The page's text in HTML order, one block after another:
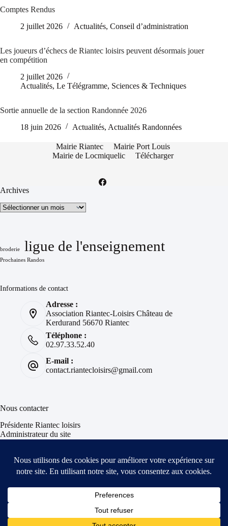
Comptes Rendus
2 juillet 2026
Actualités, Conseil d’administration
Les joueurs d’échecs de Riantec loisirs peuvent désormais jouer
en compétition
2 juillet 2026
Actualités, Le Télégramme, Sciences & Techniques
Sortie annuelle de la section Randonnée 2026
18 juin 2026
Actualités, Actualités Randonnées
Mairie Riantec
Mairie Port Louis
Mairie de Locmiquelic
Télécharger
Archives
Archives
broderie ligue de l'enseignement
Prochaines Randos
Informations de contact
Adresse :
Association Riantec-Loisirs Château de
Kerdurand 56670 Riantec
Téléphone :
02.97.33.52.40
E-mail :
contact.riantecloisirs@gmail.com
Nous contacter
Présidente Riantec loisirs
Administrateur du site
Informations & Insolites